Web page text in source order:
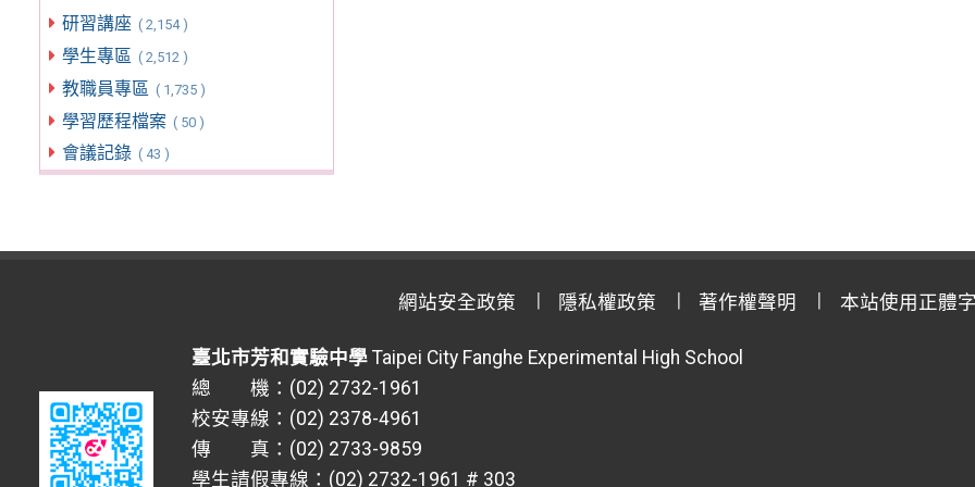
研習講座 ( 2,154 )
學生專區 ( 2,512 )
教職員專區 ( 1,735 )
學習歷程檔案 ( 50 )
會議記錄 ( 43 )
網站安全政策 隱私權政策 著作權聲明 本站使用正體
臺北市芳和實驗中學 Taipei City Fanghe Experimental High School
總 機：(02) 2732-1961
校安專線：(02) 2378-4961
傳 真：(02) 2733-9859
學生請假專線：(02) 2732-1961 # 303